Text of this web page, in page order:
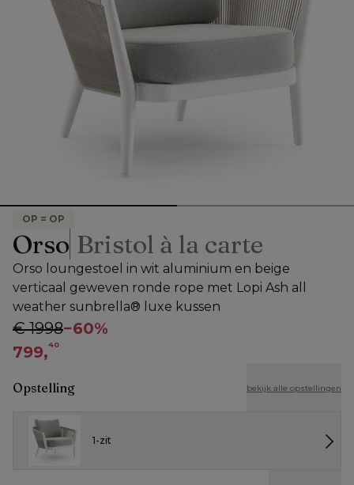
OP = OP
Orso Bristol à la carte
Orso loungestoel in wit aluminium en beige
verticaal geweven ronde rope met Lopi Ash all
weather sunbrella® luxe kussen
€ 1998−60%
799,40
Opstelling bekijk alle opstellingen
1-zit